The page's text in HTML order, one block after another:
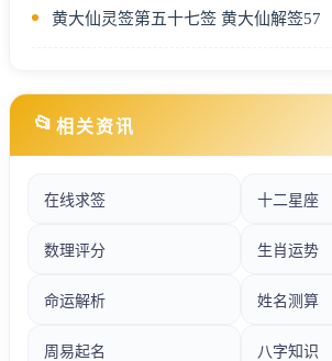
黄大仙灵签第五十七签 黄大仙解签57
📂 相关资讯
在线求签 十二星座
数理评分 生肖运势
命运解析 姓名测算
周易起名 八字知识